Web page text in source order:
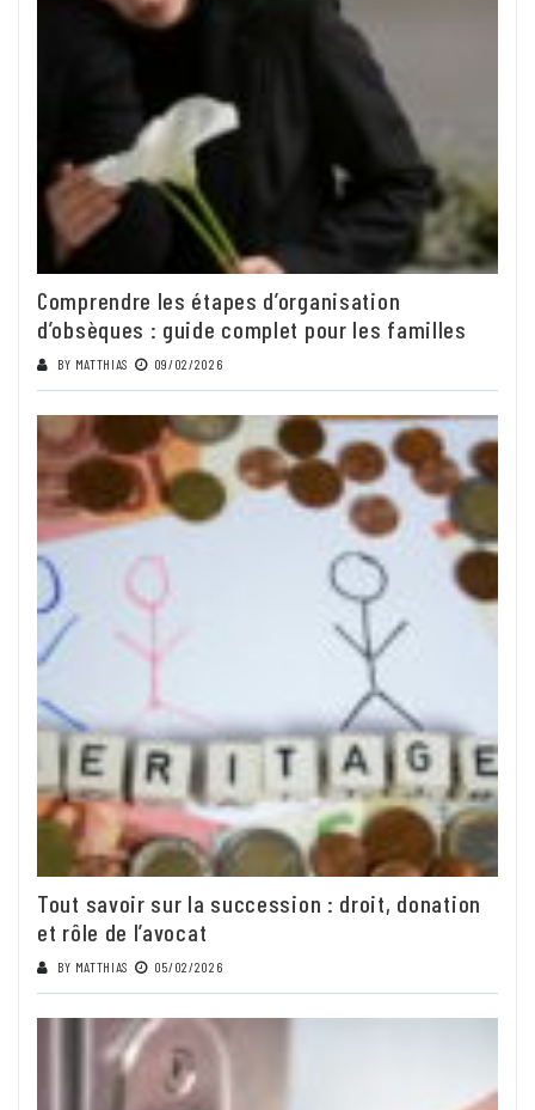
Comprendre les étapes d’organisation
d’obsèques : guide complet pour les familles
BY MATTHIAS 09/02/2026
Tout savoir sur la succession : droit, donation
et rôle de l’avocat
BY MATTHIAS 05/02/2026